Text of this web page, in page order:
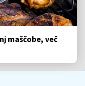
maščobe, več